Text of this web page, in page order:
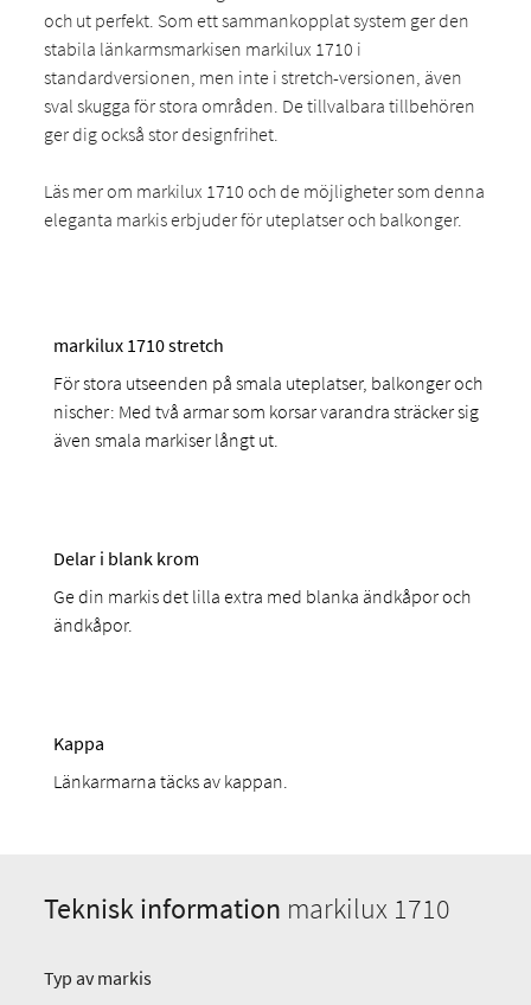
och ut perfekt. Som ett sammankopplat system ger den
stabila länkarmsmarkisen markilux 1710 i
standardversionen, men inte i stretch-versionen, även
sval skugga för stora områden. De tillvalbara tillbehören
ger dig också stor designfrihet.
Läs mer om markilux 1710 och de möjligheter som denna
eleganta markis erbjuder för uteplatser och balkonger.
markilux 1710 stretch
För stora utseenden på smala uteplatser, balkonger och
nischer: Med två armar som korsar varandra sträcker sig
även smala markiser långt ut.
Delar i blank krom
Ge din markis det lilla extra med blanka ändkåpor och
ändkåpor.
Kappa
Länkarmarna täcks av kappan.
Teknisk information markilux 1710
Typ av markis